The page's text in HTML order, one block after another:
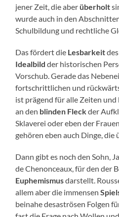
jener Zeit, die aber überholt
wurde auch in den
Schulbildung und rechtliche
Das fördert die Lesbarkeit
Idealbildder historischen
Vorschub. Gerade das
fortschrittlichen und
ist prägend für alle Zeiten und
an den blinden Fleckder
Sklaverei oder eben der
gehören eben auch Dinge, die
Dann gibt es noch den Sohn,
de Chenonceaux, für den der
Euphemismusdarstellt.
allem aber die immensen
beinahe desaströsen Folgen